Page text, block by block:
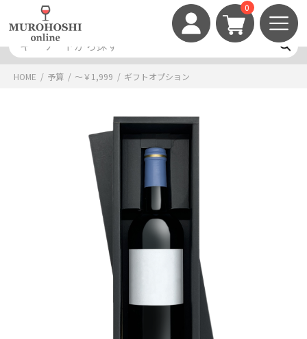
0
HOME / 予算 / ～￥1,999 / ギフトオプション